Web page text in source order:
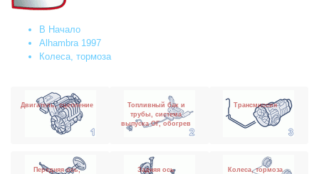
В Начало
Alhambra 1997
Колеса, тормоза
Двигатель, сцепление
Топливный бак и
трубы, система
выпуска ОГ, обогрев
Трансмиссия
Передняя ось,
Задняя ось Колеса, тормоза